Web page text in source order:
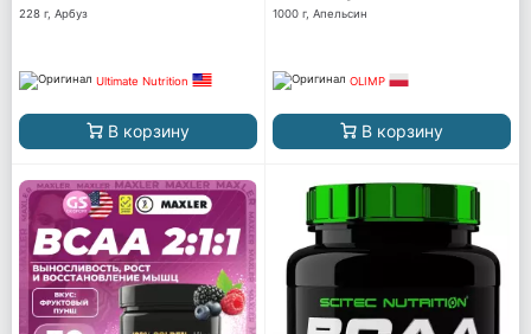
228 г, Арбуз
Ultimate Nutrition
В корзину
1000 г, Апельсин
OLIMP
В корзину